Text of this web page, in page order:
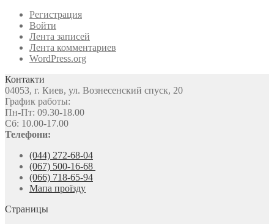
Регистрация
Войти
Лента записей
Лента комментариев
WordPress.org
Контакти
04053, г. Киев, ул. Вознесенский спуск, 20
График работы:
Пн-Пт: 09.30-18.00
Сб: 10.00-17.00
Телефони:
(044) 272-68-04
(067) 500-16-68
(066) 718-65-94
Мапа проїзду
Страницы